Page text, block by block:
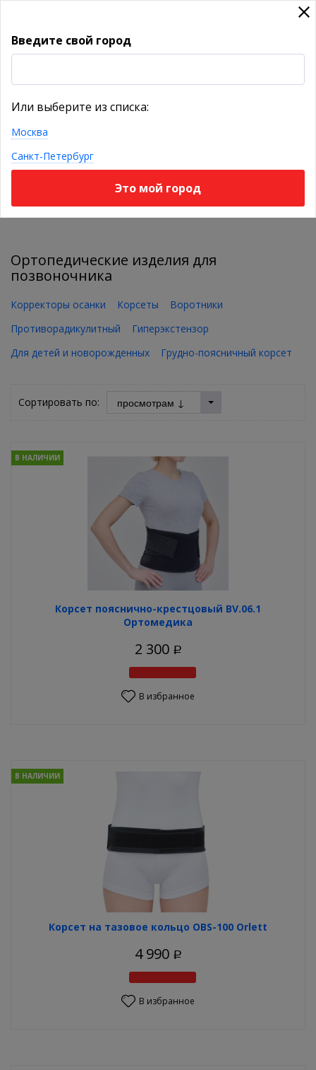
Фильтр
Ортопедические изделия для
позвоночника
Корректоры осанки Корсеты
Воротники
Противорадикулитный
Гиперэкстензор
Для детей и новорожденных
Грудно-поясничный корсет
Сортировать по:
Корсет пояснично-крестцовый BV.06.1
Ортомедика
В НАЛИЧИИ
2 300 Р
В избранное
Корсет на тазовое кольцо OBS-100 Orlett
В НАЛИЧИИ
4 990 Р
В избранное
Введите свой город
Или выберите из списка:
Москва
Санкт-Петербург
Это мой город